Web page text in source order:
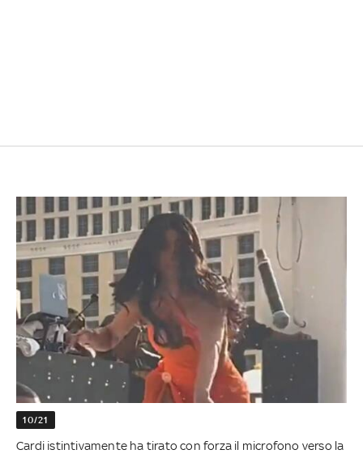
10/21
Cardi istintivamente ha tirato con forza il microfono verso la